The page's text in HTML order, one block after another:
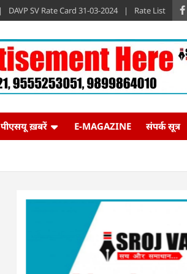
DAVP SV Rate Card 31-03-2024 Rate List
पीएसयू ख़बरें E-MAGAZINE संपर्क सूत्र